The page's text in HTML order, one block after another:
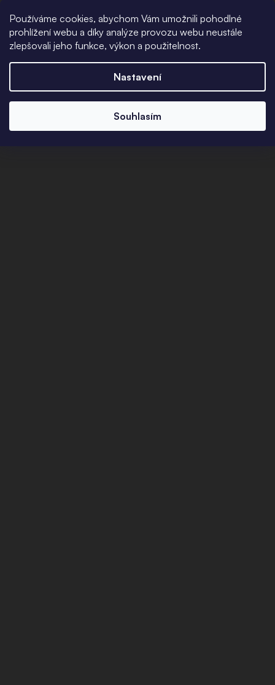
Používáme cookies, abychom Vám umožnili pohodlné
prohlížení webu a díky analýze provozu webu neustále
zlepšovali jeho funkce, výkon a použitelnost.
Nastavení
Souhlasím